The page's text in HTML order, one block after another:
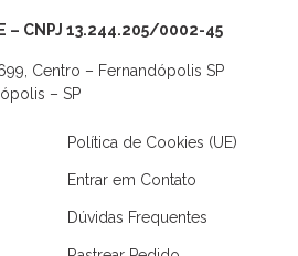
– CNPJ 13.244.205/0002-45
Centro – Fernandópolis SP
– SP
Política de Cookies (UE)
Entrar em Contato
Dúvidas Frequentes